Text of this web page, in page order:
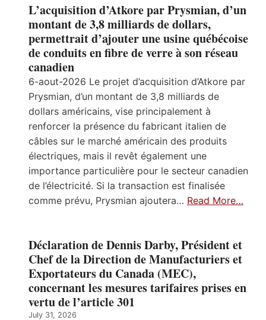
L’acquisition d’Atkore par Prysmian, d’un
montant de 3,8 milliards de dollars,
permettrait d’ajouter une usine québécoise
de conduits en fibre de verre à son réseau
canadien
6-aout-2026 Le projet d’acquisition d’Atkore par
Prysmian, d’un montant de 3,8 milliards de
dollars américains, vise principalement à
renforcer la présence du fabricant italien de
câbles sur le marché américain des produits
électriques, mais il revêt également une
importance particulière pour le secteur canadien
de l’électricité. Si la transaction est finalisée
comme prévu, Prysmian ajoutera… Read More…
Déclaration de Dennis Darby, Président et
Chef de la Direction de Manufacturiers et
Exportateurs du Canada (MEC),
concernant les mesures tarifaires prises en
vertu de l’article 301
July 31, 2026